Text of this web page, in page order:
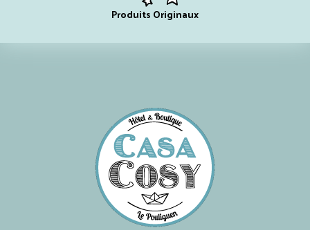
Produits Originaux